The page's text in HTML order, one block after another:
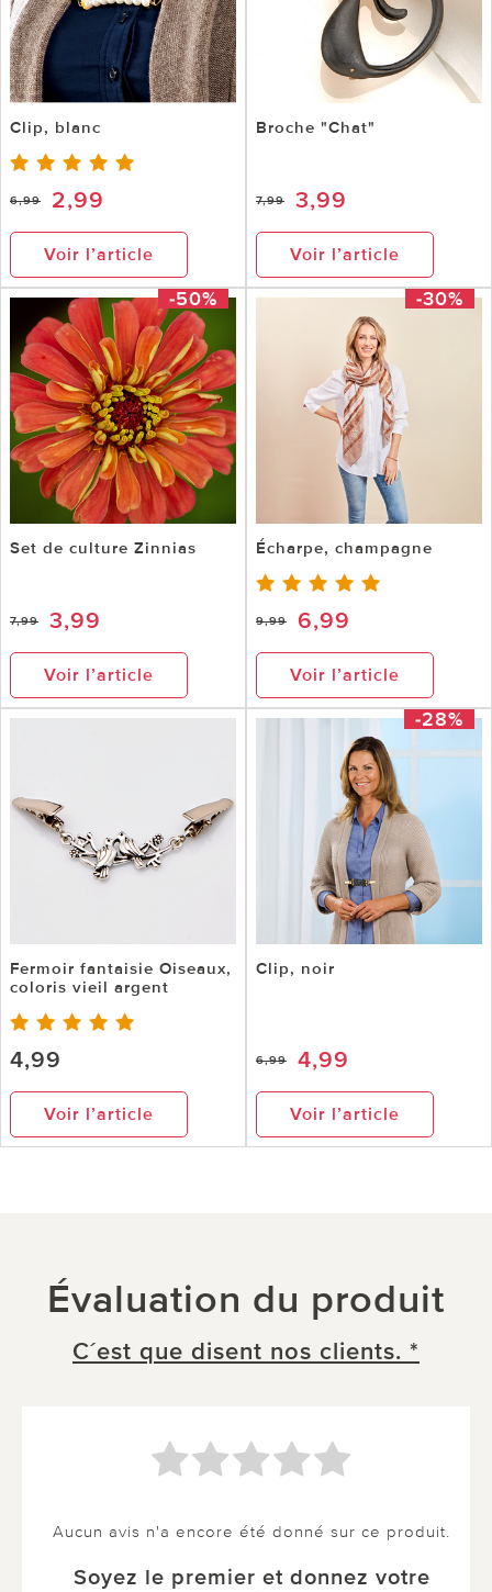
Clip, blanc
6,99 2,99
Voir l’article
Broche "Chat"
7,99 3,99
Voir l’article
-50%
Set de culture Zinnias
7,99 3,99
Voir l’article
-30%
Écharpe, champagne
9,99 6,99
Voir l’article
Fermoir fantaisie Oiseaux,
coloris vieil argent
4,99
Voir l’article
-28%
Clip, noir
6,99 4,99
Voir l’article
Évaluation du produit
C´est que disent nos clients. *
Aucun avis n'a encore été donné sur ce produit.
Soyez le premier et donnez votre